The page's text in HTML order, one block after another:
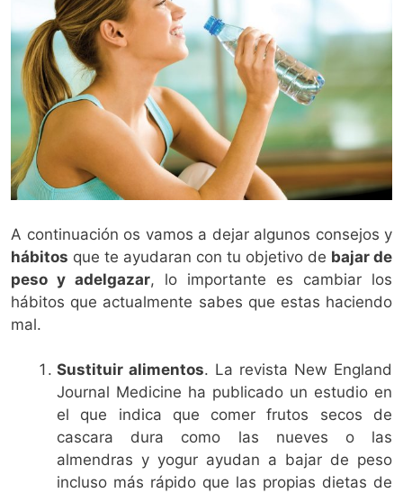
A continuación os vamos a dejar algunos consejos y
hábitos que te ayudaran con tu objetivo de bajar de
peso y adelgazar, lo importante es cambiar los
hábitos que actualmente sabes que estas haciendo
mal.
Sustituir alimentos. La revista New England
Journal Medicine ha publicado un estudio en
el que indica que comer frutos secos de
cascara dura como las nueves o las
almendras y yogur ayudan a bajar de peso
incluso más rápido que las propias dietas de